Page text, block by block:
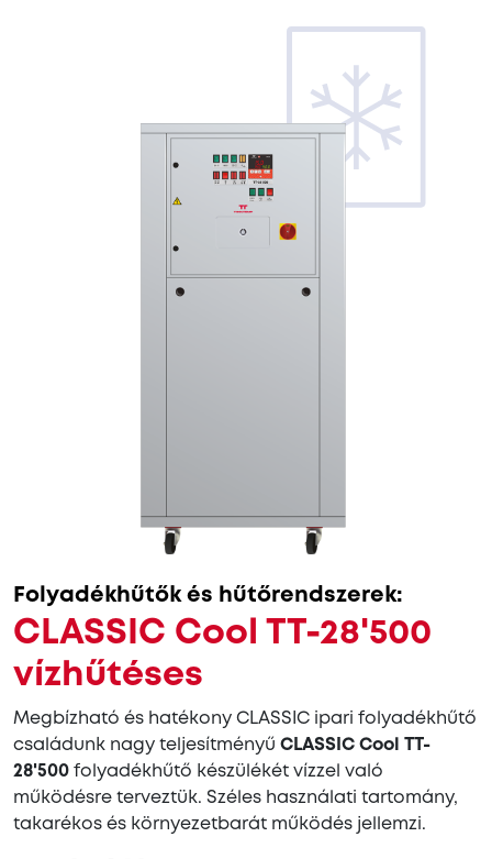
Folyadékhűtők és hűtőrendszerek:
CLASSIC Cool TT-28'500
vízhűtéses
Megbízható és hatékony CLASSIC ipari folyadékhűtő
családunk nagy teljesítményű CLASSIC Cool TT-
28'500 folyadékhűtő készülékét vízzel való
működésre terveztük. Széles használati tartomány,
takarékos és környezetbarát működés jellemzi.